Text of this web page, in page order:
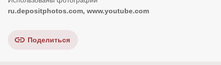
ru.depositphotos.com, www.youtube.com
Поделиться